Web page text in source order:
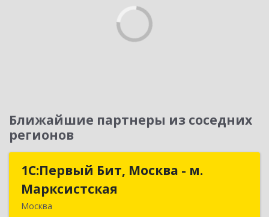
Ближайшие партнеры из соседних
регионов
1С:Первый Бит, Москва - м.
Марксистская
Москва
1С:Первый Бит, Москва - м.